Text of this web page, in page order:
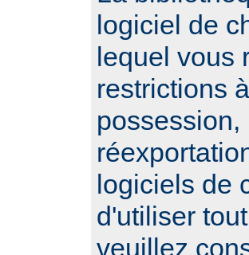
logiciel de
lequel vous
restrictions
logiciels de
d'utiliser
veuillez